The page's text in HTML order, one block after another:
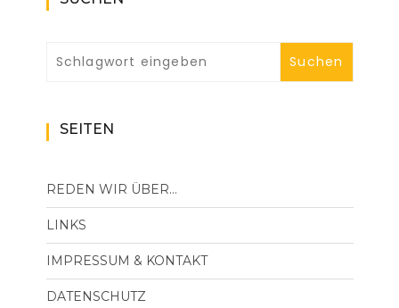
SEITEN
REDEN WIR ÜBER…
LINKS
IMPRESSUM & KONTAKT
DATENSCHUTZ